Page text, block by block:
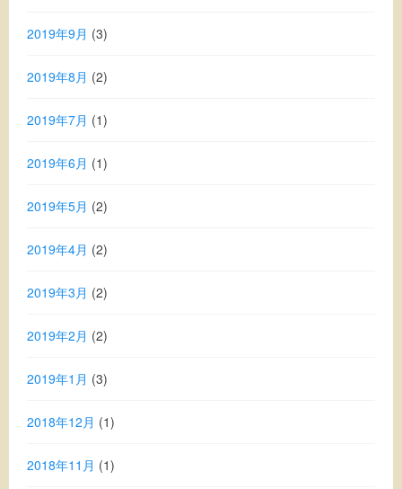
2019年9月 (3)
2019年8月 (2)
2019年7月 (1)
2019年6月 (1)
2019年5月 (2)
2019年4月 (2)
2019年3月 (2)
2019年2月 (2)
2019年1月 (3)
2018年12月 (1)
2018年11月 (1)